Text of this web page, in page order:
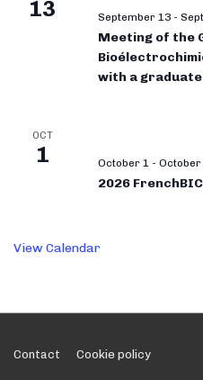
13 September 13 -
Meeting of the
with a
OCT
1 October 1 - October
2026
View Calendar
Footer
Contact Cookie policy